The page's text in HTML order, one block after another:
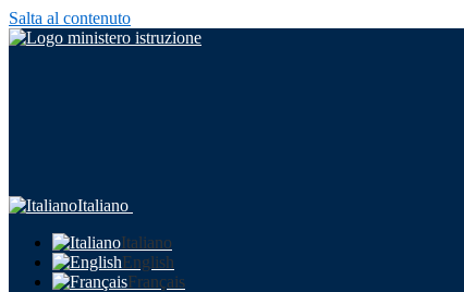
Salta al contenuto
Italiano
Italiano
English
Français